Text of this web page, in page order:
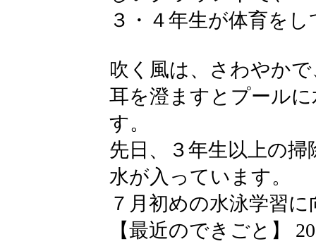
３・４年生が体育を
吹く風は、さわやかで
耳を澄ますとプール
す。
先日、３年生以上の
水が入っています。
７月初めの水泳学習
【最近のできごと】